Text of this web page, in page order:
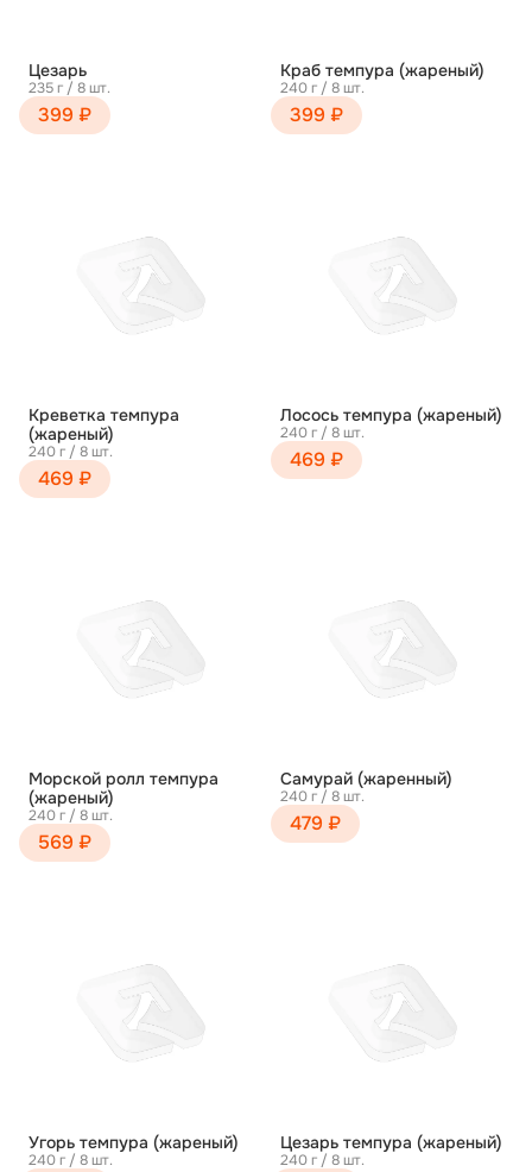
Цезарь
235 г / 8 шт.
399 ₽
Краб темпура (жареный)
240 г / 8 шт.
399 ₽
Креветка темпура
(жареный)
240 г / 8 шт.
469 ₽
Лосось темпура (жареный)
240 г / 8 шт.
469 ₽
Морской ролл темпура
(жареный)
240 г / 8 шт.
569 ₽
Самурай (жаренный)
240 г / 8 шт.
479 ₽
Угорь темпура (жареный)
240 г / 8 шт.
Цезарь темпура (жареный)
240 г / 8 шт.